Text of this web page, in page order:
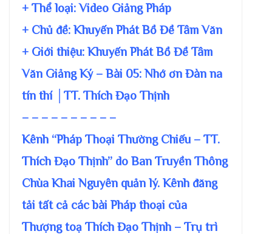
+ Thể loại: Video Giảng Pháp
+ Chủ đề: Khuyến Phát Bồ Đề Tâm Văn
+ Giới thiệu: Khuyến Phát Bồ Đề Tâm
Văn Giảng Ký – Bài 05: Nhớ ơn Đàn na
tín thí │TT. Thích Đạo Thịnh
– – – – – – – – – –
Kênh “Pháp Thoại Thường Chiếu – TT.
Thích Đạo Thịnh” do Ban Truyền Thông
Chùa Khai Nguyên quản lý. Kênh đăng
tải tất cả các bài Pháp thoại của
Thượng toạ Thích Đạo Thịnh – Trụ trì